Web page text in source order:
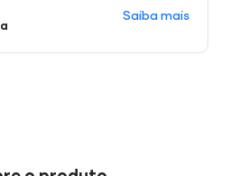
Saiba mais